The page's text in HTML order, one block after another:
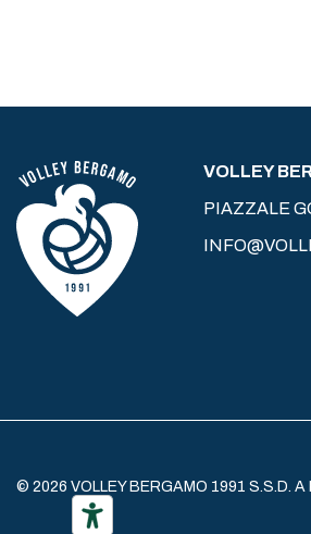
VOLLEY
PIAZZALE
© 2026 VOLLEY BERGAMO 1991 S.S.D. A